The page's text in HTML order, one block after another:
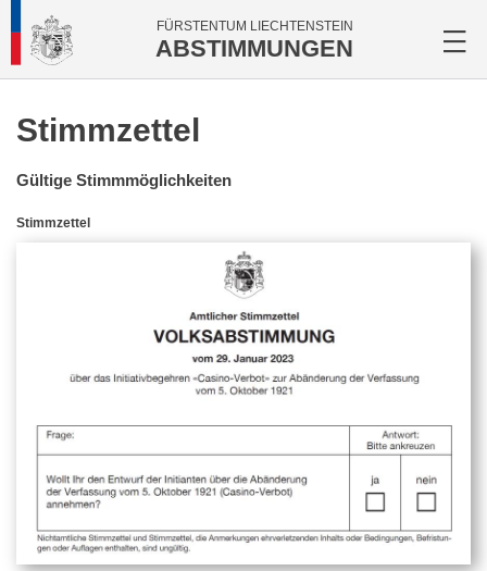
FÜRSTENTUM LIECHTENSTEIN
ABSTIMMUNGEN
Stimmzettel
Gültige Stimmmöglichkeiten
Stimmzettel